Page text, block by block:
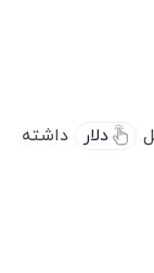
دلار
داشته